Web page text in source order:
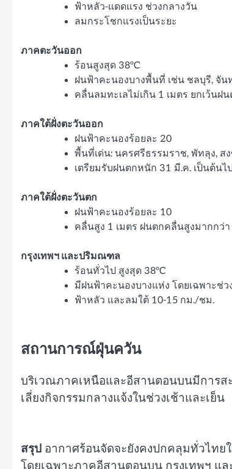
ฟ้าหลัว-แดดแรง ช่วงกลางวัน
ลมกระโชกแรงเป็นระยะ
ภาคตะวันออก
ร้อนสูงสุด 38°C
ฝนฟ้าคะนองบางพื้นที่ เช่น ชลบุรี, จัน
คลื่นลมทะเลไม่เกิน 1 เมตร ยกเว้นฝน
ภาคใต้ฝั่งตะวันออก
ฝนฟ้าคะนองร้อยละ 20
พื้นที่เด่น: นครศรีธรรมราช, พัทลุง, ส
เตรียมรับฝนตกหนัก 31 มี.ค. เป็นต้นไป
ภาคใต้ฝั่งตะวันตก
ฝนฟ้าคะนองร้อยละ 10
คลื่นสูง 1 เมตร ฝนตกคลื่นสูงมากกว่า
กรุงเทพฯ และปริมณฑล
ร้อนทั่วไป สูงสุด 38°C
มีฝนฟ้าคะนองบางแห่ง โดยเฉพาะช่ว
ฟ้าหลัว และลมใต้ 10-15 กม./ชม.
สถานการณ์ฝุ่นควัน
บริเวณภาคเหนือและอีสานตอนบนมีการส
เลี่ยงกิจกรรมกลางแจ้งในช่วงเช้าและเย็น
สรุป อากาศร้อนจัดจะยังคงปกคลุมทั่วไทย